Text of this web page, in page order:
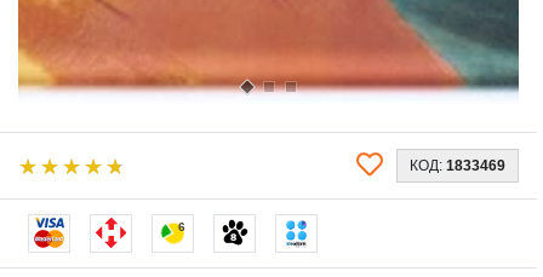
КОД: 1833469
6